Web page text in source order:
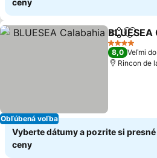
ceny
Obľúbená voľba
Zdieľať
4 Počet
8,0 Veľmi
Rincon de
Vyberte dátumy a pozrite si presné
ceny